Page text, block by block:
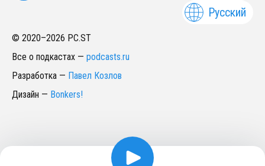
Русский
© 2020–2026 PC.ST
Все о подкастах — podcasts.ru
Разработка — Павел Козлов
Дизайн — Bonkers!